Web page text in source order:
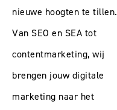
nieuwe hoogten te tillen.
Van SEO en SEA tot
contentmarketing, wij
brengen jouw digitale
marketing naar het